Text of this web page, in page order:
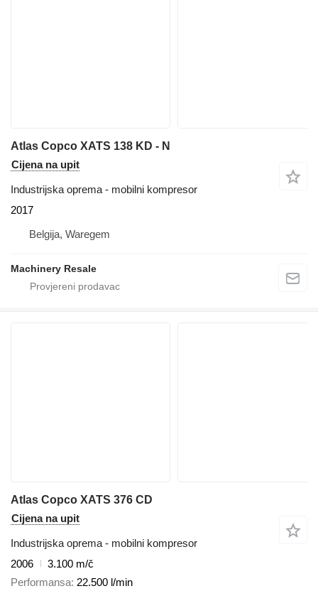
Atlas Copco XATS 138 KD - N
Cijena na upit
Industrijska oprema - mobilni kompresor
2017
Belgija, Waregem
Machinery Resale
Atlas Copco XATS 376 CD
Cijena na upit
Industrijska oprema - mobilni kompresor
2006
3.100 m/č
Performansa 22.500 l/min